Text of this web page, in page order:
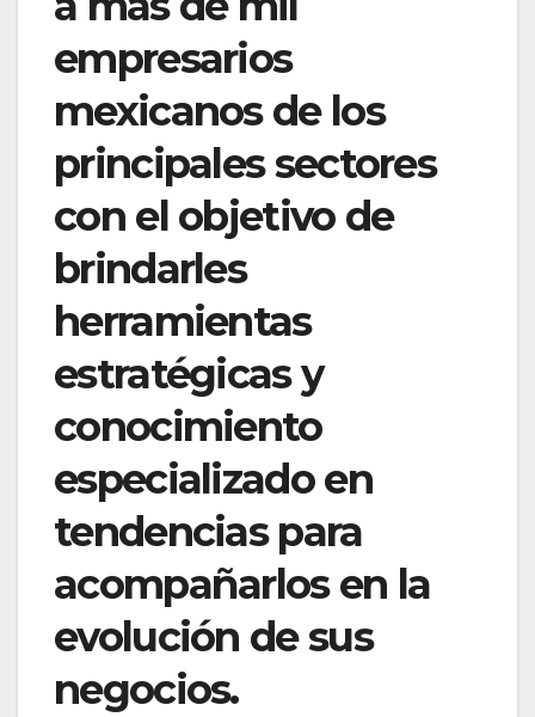
empresarios
mexicanos de los
principales sectores
con el objetivo de
brindarles
herramientas
estratégicas y
conocimiento
especializado en
tendencias para
acompañarlos en la
evolución de sus
negocios.